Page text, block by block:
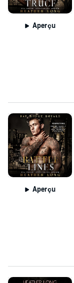
Aperçu
Aperçu